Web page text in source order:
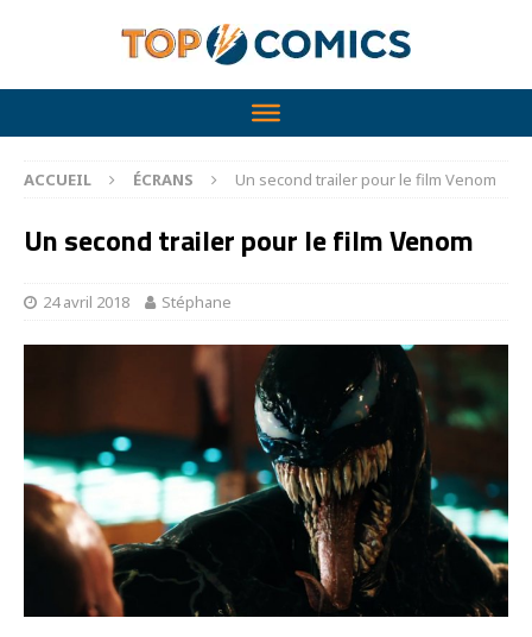
ACCUEIL ÉCRANS Un second trailer pour le film Venom
Un second trailer pour le film Venom
24 avril 2018 Stéphane